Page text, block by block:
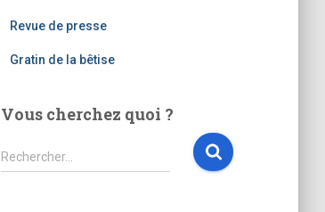
Revue de presse
Gratin de la bêtise
Vous cherchez quoi ?
R
e
Rechercher…